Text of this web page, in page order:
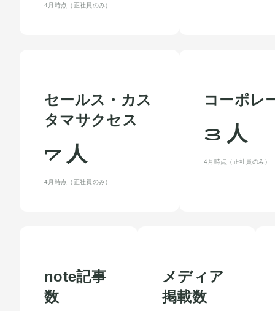
4月時点（正社員のみ）
セールス・カス
タマサクセス
7 人
4月時点（正社員のみ）
コーポレ
3 人
4月時点（正社員のみ）
note記事
数
メディア
掲載数